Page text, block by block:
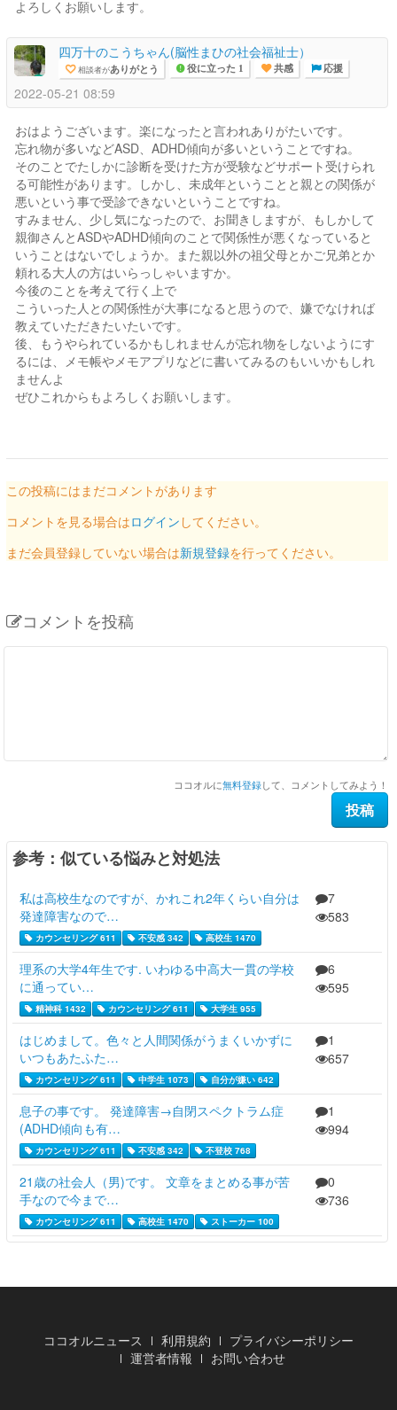
よろしくお願いします。
四万十のこうちゃん(脳性まひの社会福祉士）
相談者がありがとう 役に立った 1 共感 応援
2022-05-21 08:59
おはようございます。楽になったと言われありがたいです。
忘れ物が多いなどASD、ADHD傾向が多いということですね。
そのことでたしかに診断を受けた方が受験などサポート受けられ
る可能性があります。しかし、未成年ということと親との関係が
悪いという事で受診できないということですね。
すみません、少し気になったので、お聞きしますが、もしかして
親御さんとASDやADHD傾向のことで関係性が悪くなっていると
いうことはないでしょうか。また親以外の祖父母とかご兄弟とか
頼れる大人の方はいらっしゃいますか。
今後のことを考えて行く上で
こういった人との関係性が大事になると思うので、嫌でなければ
教えていただきたいたいです。
後、もうやられているかもしれませんが忘れ物をしないようにす
るには、メモ帳やメモアプリなどに書いてみるのもいいかもしれ
ませんよ
ぜひこれからもよろしくお願いします。
この投稿にはまだコメントがあります
コメントを見る場合はログイン してください。
まだ会員登録していない場合は新規登録を行ってください。
コメントを投稿
ココオルに無料登録して、コメントしてみよう！
参考：似ている悩みと対処法
私は高校生なのですが、かれこれ2年くらい自分は
発達障害なので…
カウンセリング 611 不安感 342 高校生 1470
7
583
理系の大学4年生です. いわゆる中高大一貫の学校
に通ってい…
精神科 1432 カウンセリング 611 大学生 955
6
595
はじめまして。色々と人間関係がうまくいかずに
いつもあたふた…
カウンセリング 611 中学生 1073 自分が嫌い 642
1
657
息子の事です。 発達障害→自閉スペクトラム症
(ADHD傾向も有…
カウンセリング 611 不安感 342 不登校 768
1
994
21歳の社会人（男)です。 文章をまとめる事が苦
手なので今まで…
カウンセリング 611 高校生 1470 ストーカー 100
0
736
ココオルニュース 利用規約
プライバシーポリシー
運営者情報
お問い合わせ